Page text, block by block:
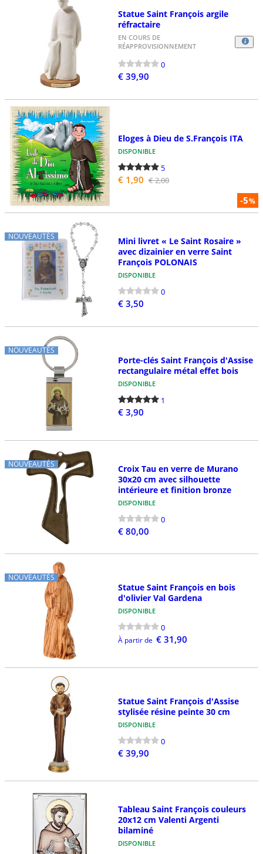
Statue Saint François argile
réfractaire
EN COURS DE
RÉAPPROVISIONNEMENT
0
€ 39,90
-5%
Eloges à Dieu de S.François ITA
DISPONIBLE
5
€ 1,90 € 2,00
NOUVEAUTÉS
Mini livret « Le Saint Rosaire »
avec dizainier en verre Saint
François POLONAIS
DISPONIBLE
0
€ 3,50
NOUVEAUTÉS
Porte-clés Saint François d'Assise
rectangulaire métal effet bois
DISPONIBLE
1
€ 3,90
NOUVEAUTÉS
Croix Tau en verre de Murano
30x20 cm avec silhouette
intérieure et finition bronze
DISPONIBLE
0
€ 80,00
NOUVEAUTÉS
Statue Saint François en bois
d'olivier Val Gardena
DISPONIBLE
0
À partir de € 31,90
Statue Saint François d'Assise
stylisée résine peinte 30 cm
DISPONIBLE
0
€ 39,90
Tableau Saint François couleurs
20x12 cm Valenti Argenti
bilaminé
DISPONIBLE